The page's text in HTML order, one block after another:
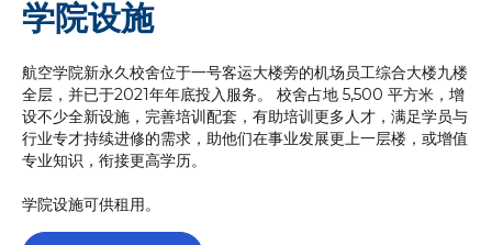
学院设施
航空学院新永久校舍位于一号客运大楼旁的机场员工综合大楼九楼
全层，并已于2021年年底投入服务。 校舍占地 5,500 平方米，增
设不少全新设施，完善培训配套，有助培训更多人才，满足学员与
行业专才持续进修的需求，助他们在事业发展更上一层楼，或增值
专业知识，衔接更高学历。
学院设施可供租用。